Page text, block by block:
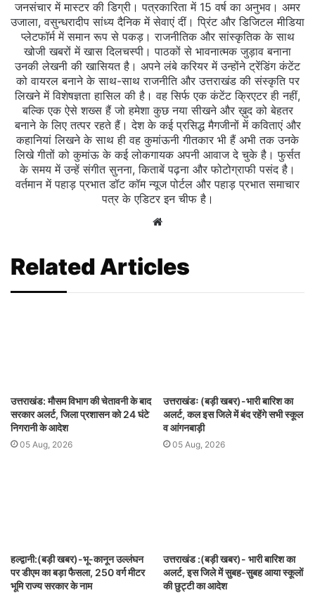
जनसंचार में मास्टर की डिग्री। पत्रकारिता में 15 वर्ष का अनुभव। अमर
उजाला, वसुन्धरादीप सांध्य दैनिक में सेवाएं दीं। प्रिंट और डिजिटल मीडिया
प्लेटफॉर्म में समान रूप से पकड़। राजनीतिक और सांस्कृतिक के साथ
खोजी खबरों में खास दिलचस्‍पी। पाठकों से भावनात्मक जुड़ाव बनाना
उनकी लेखनी की खासियत है। अपने लंबे करियर में उन्होंने ट्रेंडिंग कंटेंट
को वायरल बनाने के साथ-साथ राजनीति और उत्तराखंड की संस्कृति पर
लिखने में विशेषज्ञता हासिल की है। वह सिर्फ एक कंटेंट क्रिएटर ही नहीं,
बल्कि एक ऐसे शख्स हैं जो हमेशा कुछ नया सीखने और ख़ुद को बेहतर
बनाने के लिए तत्पर रहते हैं। देश के कई प्रसिद्ध मैगजीनों में कविताएं और
कहानियां लिखने के साथ ही वह कुमांऊनी गीतकार भी हैं अभी तक उनके
लिखे गीतों को कुमांऊ के कई लोकगायक अपनी आवाज दे चुके है। फुर्सत
के समय में उन्हें संगीत सुनना, किताबें पढ़ना और फोटोग्राफी पसंद है।
वर्तमान में पहाड़ प्रभात डॉट कॉम न्यूज पोर्टल और पहाड़ प्रभात समाचार
पत्र के एडिटर इन चीफ है।
Website
Related Articles
उत्तराखंड: मौसम विभाग की चेतावनी के बाद
सरकार अलर्ट, जिला प्रशासन को 24 घंटे
निगरानी के आदेश
05 Aug, 2026
उत्तराखंडः (बड़ी खबर)-भारी बारिश का
अलर्ट, कल इस जिले में बंद रहेंगे सभी स्कूल
व आंगनबाड़ी
05 Aug, 2026
हल्द्वानी:(बड़ी खबर)-भू-कानून उल्लंघन
पर डीएम का बड़ा फैसला, 250 वर्ग मीटर
भूमि राज्य सरकार के नाम
उत्तराखंड :(बड़ी खबर)- भारी बारिश का
अलर्ट, इस जिले में सुबह-सुबह आया स्कूलों
की छुट्टी का आदेश